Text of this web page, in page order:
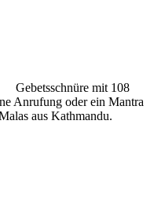
mit 108
Anrufung oder ein Mantra
aus Kathmandu.